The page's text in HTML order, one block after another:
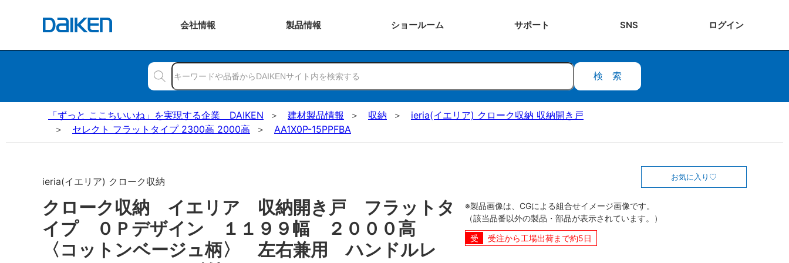
会社情報 製品情報 ショールーム サポート SNS ログイン
検索
「ずっと ここちいいね」を実現する企業 DAIKEN 建材製品情報 収納
ieria(イエリア) クローク収納 収納開き戸
セレクト フラットタイプ 2300高 2000高
AA1X0P-15PPFBA
ieria(イエリア) クローク収納
クローク収納 イエリア 収納開き戸 フラットタ
イプ ０Ｐデザイン １１９９幅 ２０００高
〈コットンベージュ柄〉 左右兼用 ハンドルレ
お気に入り
※製品画像は、CGによる組合せイメージ画像です。
（該当品番以外の製品・部品が表示されています。）
受注から工場出荷まで約5日